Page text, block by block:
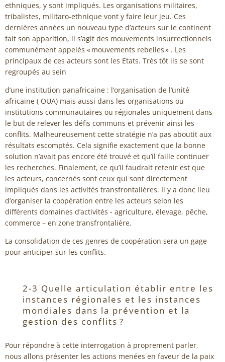
ethniques, y sont impliqués. Les organisations militaires,
tribalistes, militaro-ethnique vont y faire leur jeu. Ces
dernières années un nouveau type d’acteurs sur le continent
fait son apparition, il s’agit des mouvements insurrectionnels
communément appelés « mouvements rebelles » . Les
principaux de ces acteurs sont les Etats. Très tôt ils se sont
regroupés au sein
d’une institution panafricaine : l’organisation de l’unité
africaine ( OUA) mais aussi dans les organisations ou
institutions communautaires ou régionales uniquement dans
le but de relever les défis communs et prévenir ainsi les
conflits. Malheureusement cette stratégie n’a pas aboutit aux
résultats escomptés. Cela signifie exactement que la bonne
solution n’avait pas encore été trouvé et qu’il faille continuer
les recherches. Finalement, ce qu’il faudrait retenir est que
les acteurs, concernés sont ceux qui sont directement
impliqués dans les activités transfrontalières. Il y a donc lieu
d’organiser la coopération entre les acteurs selon les
différents domaines d’activités - agriculture, élevage, pêche,
commerce – en zone transfrontalière.
La consolidation de ces genres de coopération sera un gage
pour anticiper sur les conflits.
2-3 Quelle articulation établir entre les
instances régionales et les instances
mondiales dans la prévention et la
gestion des conflits ?
Pour répondre à cette interrogation à proprement parler,
nous allons présenter les actions menées en faveur de la paix